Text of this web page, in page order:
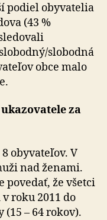
podiel obyvatelia
(43 %
slobodná
obce malo
za
obyvateľov. V
nad ženami.
povedať, že všetci
roku 2011 do
– 64 rokov).